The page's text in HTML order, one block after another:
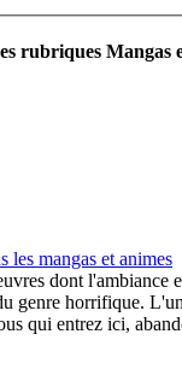
rubriques Mangas
les mangas et animes
dont
genre horrifique.
qui entrez ici,